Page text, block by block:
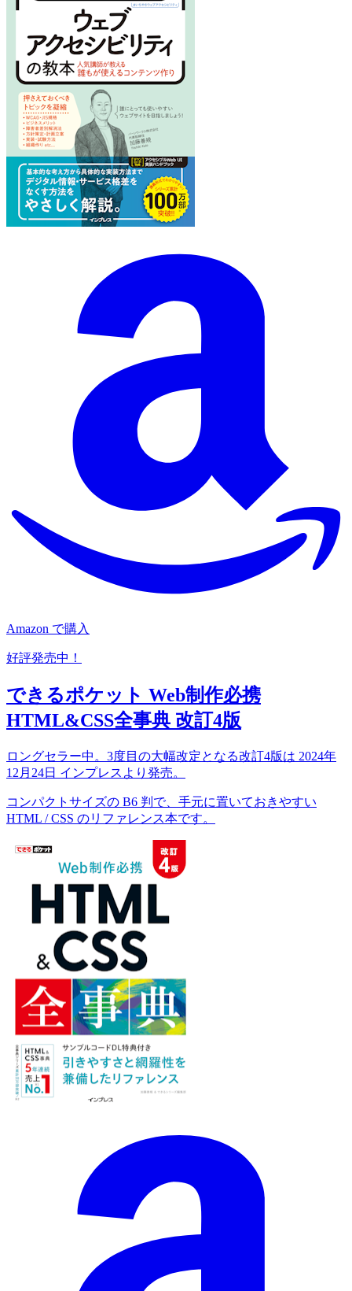
Amazon で購入
好評発売中！
できるポケット Web制作必携
HTML&CSS全事典 改訂4版
ロングセラー中。3度目の大幅改定となる改訂4版は 2024年
12月24日 インプレスより発売。
コンパクトサイズの B6 判で、手元に置いておきやすい
HTML / CSS のリファレンス本です。